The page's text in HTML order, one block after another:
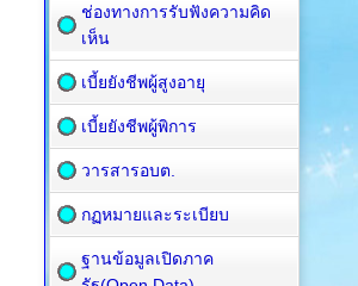
ช่องทางการรับฟังความคิด
เห็น
เบี้ยยังชีพผู้สูงอายุ
เบี้ยยังชีพผู้พิการ
วารสารอบต.
กฏหมายและระเบียบ
ฐานข้อมูลเปิดภาค